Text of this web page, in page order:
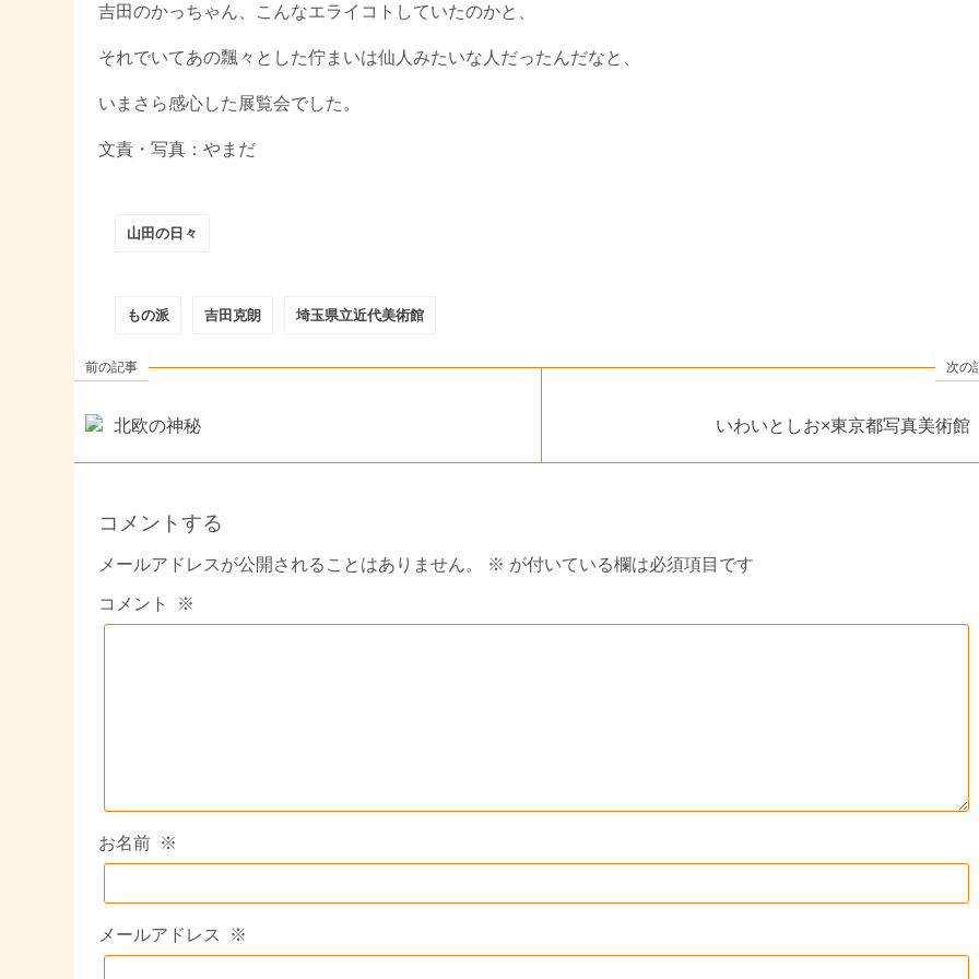
吉田のかっちゃん、こんなエライコトしていたのかと、
それでいてあの飄々とした佇まいは仙人みたいな人だったんだなと、
いまさら感心した展覧会でした。
文責・写真：やまだ
山田の日々
もの派 吉田克朗 埼玉県立近代美術館
前の記事
北欧の神秘
次の
いわいとしお×東京都写真美術館
コメントする
メールアドレスが公開されることはありません。 ※ が付いている欄は必須項目です
コメント ※
お名前 ※
メールアドレス ※